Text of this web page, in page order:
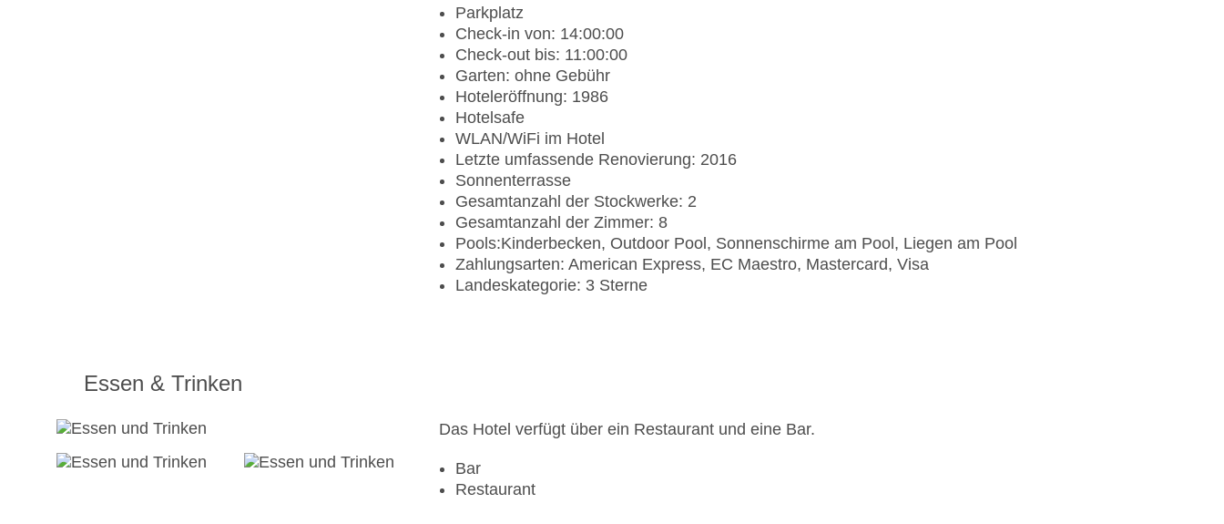
Parkplatz
Check-in von: 14:00:00
Check-out bis: 11:00:00
Garten: ohne Gebühr
Hoteleröffnung: 1986
Hotelsafe
WLAN/WiFi im Hotel
Letzte umfassende Renovierung: 2016
Sonnenterrasse
Gesamtanzahl der Stockwerke: 2
Gesamtanzahl der Zimmer: 8
Pools:Kinderbecken, Outdoor Pool, Sonnenschirme am Pool, Liegen am Pool
Zahlungsarten: American Express, EC Maestro, Mastercard, Visa
Landeskategorie: 3 Sterne
Essen & Trinken
Das Hotel verfügt über ein Restaurant und eine Bar.
Bar
Restaurant